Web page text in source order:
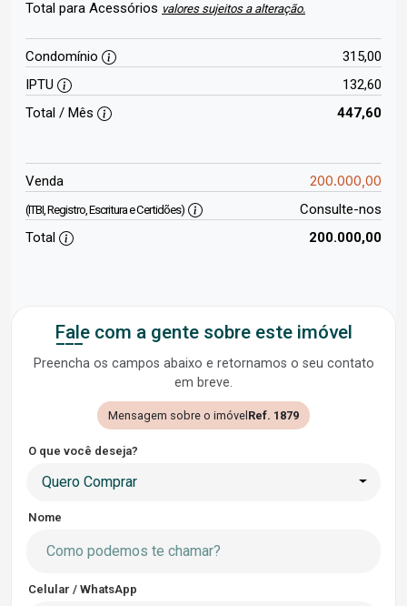
Total para Acessórios valores sujeitos a alteração.
Condomínio
315,00
IPTU
132,60
Total / Mês
447,60
Venda 200.000,00
(ITBI, Registro, Escritura e Certidões)
Consulte-nos
Total
200.000,00
Fale com a gente sobre este imóvel
Preencha os campos abaixo e retornamos o seu contato
em breve.
Mensagem sobre o imóvelRef. 1879
O que você deseja?
Quero Comprar
Nome
Celular / WhatsApp